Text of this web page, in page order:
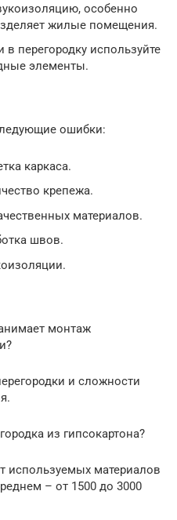
особенно
жилые помещения.
перегородку используйте
элементы.
ошибки:
каркаса.
крепежа.
материалов.
швов.
монтаж
и сложности
из гипсокартона?
используемых материалов
– от 1500 до 3000